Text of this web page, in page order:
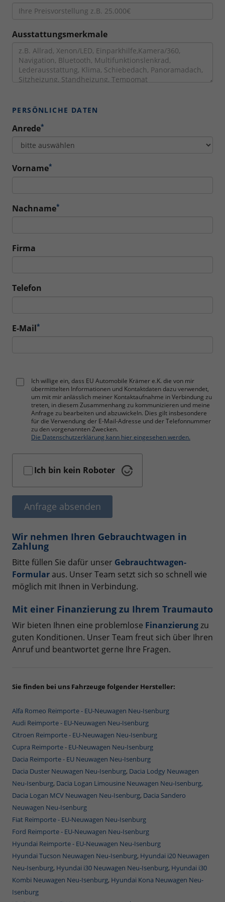
Ausstattungsmerkmale
PERSÖNLICHE DATEN
Anrede*
Vorname*
Nachname*
Firma
Telefon
E-Mail*
Ich willige ein, dass EU Automobile Krämer e.K. die von mir
übermittelten Informationen und Kontaktdaten dazu verwendet,
um mit mir anlässlich meiner Kontaktaufnahme in Verbindung zu
treten, in diesem Zusammenhang zu kommunizieren und meine
Anfrage zu bearbeiten und abzuwickeln. Dies gilt insbesondere
für die Verwendung der E-Mail-Adresse und der Telefonnummer
zu den vorgenannten Zwecken.
Die Datenschutzerklärung kann hier eingesehen werden.
Ich bin kein Roboter
Anfrage absenden
Wir nehmen Ihren Gebrauchtwagen in
Zahlung
Bitte füllen Sie dafür unser Gebrauchtwagen-
Formular aus. Unser Team setzt sich so schnell wie
möglich mit Ihnen in Verbindung.
Mit einer Finanzierung zu Ihrem Traumauto
Wir bieten Ihnen eine problemlose Finanzierungzu
guten Konditionen. Unser Team freut sich über Ihren
Anruf und beantwortet gerne Ihre Fragen.
Sie finden bei uns Fahrzeuge folgender Hersteller:
Alfa Romeo Reimporte - EU-Neuwagen Neu-Isenburg
Audi Reimporte - EU-Neuwagen Neu-Isenburg
Citroen Reimporte - EU-Neuwagen Neu-Isenburg
Cupra Reimporte - EU-Neuwagen Neu-Isenburg
Dacia Reimporte - EU Neuwagen Neu-Isenburg
Dacia Duster Neuwagen Neu-Isenburg, Dacia Lodgy Neuwagen
Neu-Isenburg, Dacia Logan Limousine Neuwagen Neu-Isenburg,
Dacia Logan MCV Neuwagen Neu-Isenburg, Dacia Sandero
Neuwagen Neu-Isenburg
Fiat Reimporte - EU-Neuwagen Neu-Isenburg
Ford Reimporte - EU-Neuwagen Neu-Isenburg
Hyundai Reimporte - EU-Neuwagen Neu-Isenburg
Hyundai Tucson Neuwagen Neu-Isenburg, Hyundai i20 Neuwagen
Neu-Isenburg, Hyundai i30 Neuwagen Neu-Isenburg, Hyundai i30
Kombi Neuwagen Neu-Isenburg, Hyundai Kona Neuwagen Neu-
Isenburg